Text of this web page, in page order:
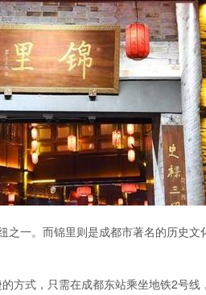
一。而锦里则是成都市著名的历史
方式，只需在成都东站乘坐地铁2号